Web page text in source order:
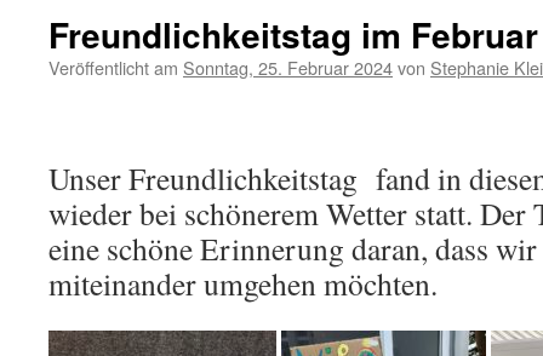
Freundlichkeitstag im Februar
Veröffentlicht am Sonntag, 25. Februar 2024von Stephanie
Unser Freundlichkeitstag fand in
wieder bei schönerem Wetter statt.
eine schöne Erinnerung daran, dass
miteinander umgehen möchten.